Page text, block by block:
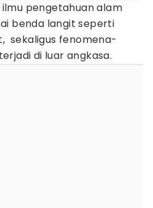
pengetahuan alam
benda langit seperti
sekaligus fenomena-
di luar angkasa.